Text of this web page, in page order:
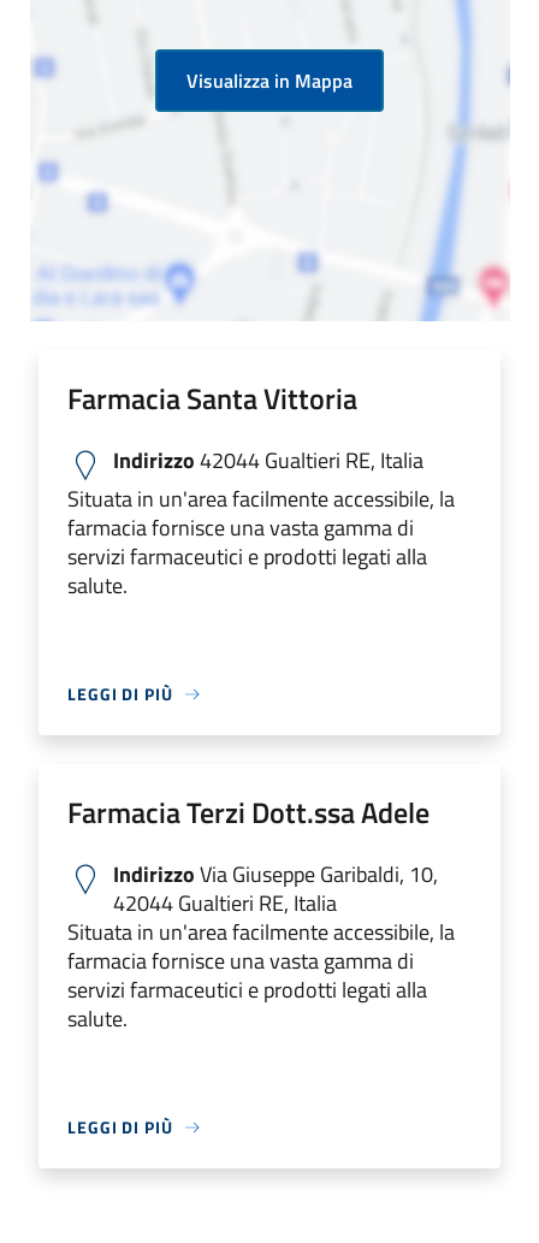
Visualizza in Mappa
Farmacia Santa Vittoria
Indirizzo42044 Gualtieri RE, Italia
Situata in un'area facilmente accessibile, la
farmacia fornisce una vasta gamma di
servizi farmaceutici e prodotti legati alla
salute.
LEGGI DI PIÙ
Farmacia Terzi Dott.ssa Adele
IndirizzoVia Giuseppe Garibaldi, 10,
42044 Gualtieri RE, Italia
Situata in un'area facilmente accessibile, la
farmacia fornisce una vasta gamma di
servizi farmaceutici e prodotti legati alla
salute.
LEGGI DI PIÙ